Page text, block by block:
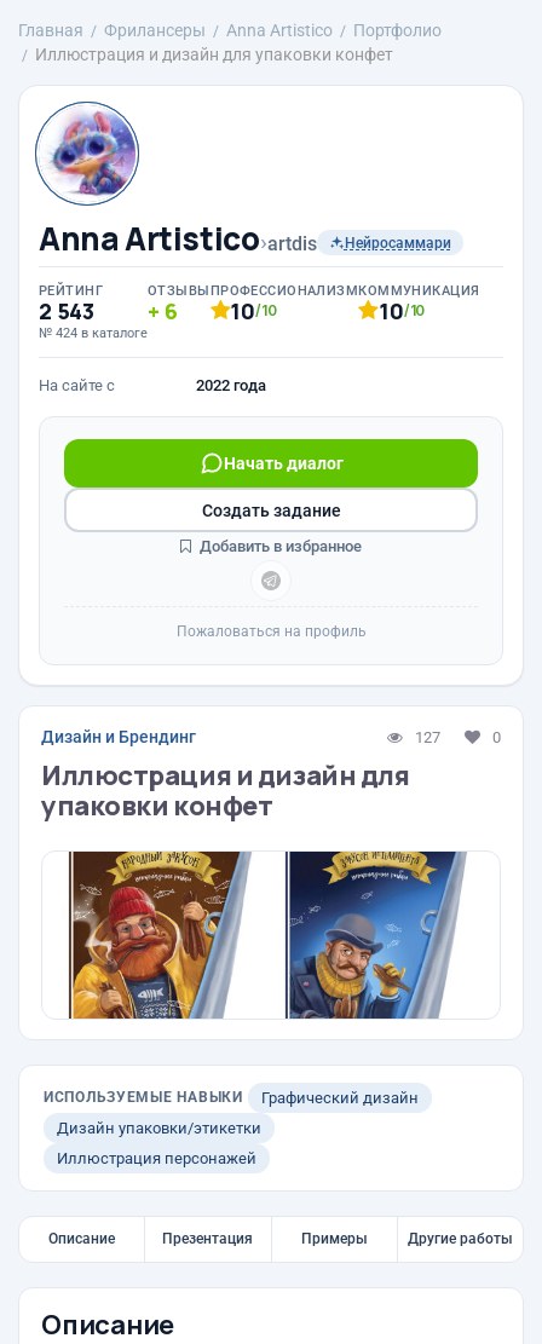
Главная Фрилансеры Anna Artistico
Портфолио
Иллюстрация и дизайн для упаковки конфет
Anna Artistico›artdis Нейросаммари
РЕЙТИНГ
2 543
№ 424 в каталоге
ОТЗЫВЫ
6
ПРОФЕССИОНАЛИЗМ
10/10
КОММУНИКАЦИЯ
10/10
На сайте с 2022 года
Начать диалог
Создать задание
Добавить в избранное
Пожаловаться на профиль
Дизайн и Брендинг 127 0
Иллюстрация и дизайн для
упаковки конфет
ИСПОЛЬЗУЕМЫЕ НАВЫКИ
Графический дизайн
Дизайн упаковки/этикетки
Иллюстрация персонажей
Описание Презентация Примеры Другие работы
Описание